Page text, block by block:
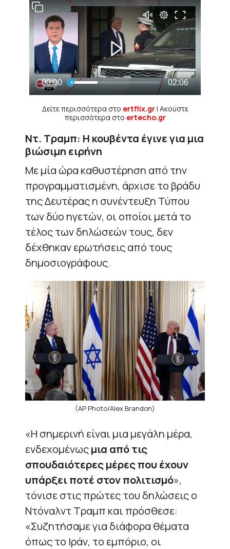
Δείτε περισσότερα στο ertflix.gr| Ακούστε
περισσότερα στο ertecho.gr
Ντ. Τραμπ: Η κουβέντα έγινε για μια
βιώσιμη ειρήνη
Με μία ώρα καθυστέρηση από την
προγραμματισμένη, άρχισε το βράδυ
της Δευτέρας η συνέντευξη Τύπου
των δύο ηγετών, οι οποίοι μετά το
τέλος των δηλώσεών τους, δεν
δέχθηκαν ερωτήσεις από τους
δημοσιογράφους.
(AP Photo/Alex Brandon)
«Η σημερινή είναι μια μεγάλη μέρα,
ενδεχομένωςμια από τις
σπουδαιότερες μέρες που έχουν
υπάρξει ποτέ στον πολιτισμό»,
τόνισε στις πρώτες του δηλώσεις ο
Ντόναλντ Τραμπ και πρόσθεσε:
«Συζητήσαμε για διάφορα θέματα
όπως το Ιράν, το εμπόριο, οι